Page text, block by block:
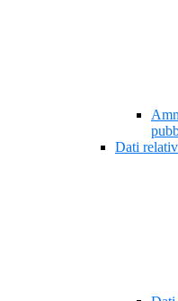
Dati